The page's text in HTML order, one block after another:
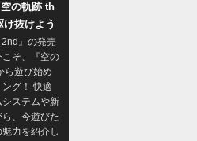
の軌跡 th
抜けよう
2nd』の発売
そ、『空の
ら遊び始め
グ！ 快適
ステムや新
、今遊びた
力を紹介し